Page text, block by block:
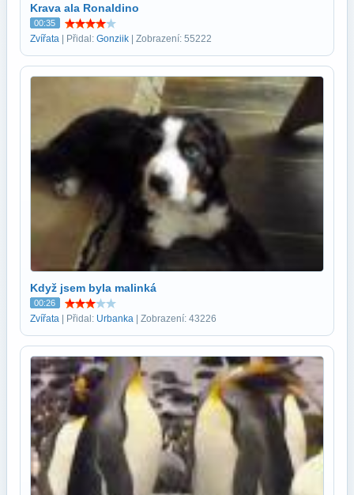
Krava ala Ronaldino
00:35
Zvířata | Přidal: Gonziik | Zobrazení: 55222
Když jsem byla malinká
00:26
Zvířata | Přidal: Urbanka | Zobrazení: 43226